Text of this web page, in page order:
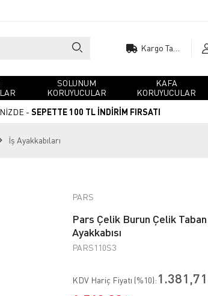
SOLUNUM
KORUYUCULAR
KAFA
KORUYUCULAR
- SEPETTE 100 TL İNDİRİM FIRSATI
İş Ayakkabıları
PARS
Pars Çelik Burun Çelik
Ayakkabısı
PARS110S3
KDV Hariç Fiyatı (%10):